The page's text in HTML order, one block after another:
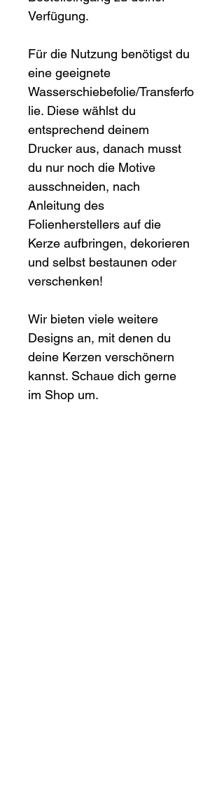
Verfügung.
Für die Nutzung benötigst du
eine geeignete
Wasserschiebefolie/Transferfo
lie. Diese wählst du
entsprechend deinem
Drucker aus, danach musst
du nur noch die Motive
ausschneiden, nach
Anleitung des
Folienherstellers auf die
Kerze aufbringen, dekorieren
und selbst bestaunen oder
verschenken!
Wir bieten viele weitere
Designs an, mit denen du
deine Kerzen verschönern
kannst. Schaue dich gerne
im Shop um.